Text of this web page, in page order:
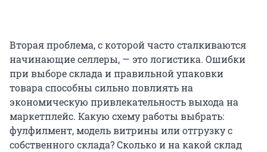
Вторая проблема, с которой часто сталкиваются
начинающие селлеры, — это логистика. Ошибки
при выборе склада и правильной упаковки
товара способны сильно повлиять на
экономическую привлекательность выхода на
маркетплейс. Какую схему работы выбрать:
фулфилмент, модель витрины или отгрузку с
собственного склада? Сколько и на какой склад